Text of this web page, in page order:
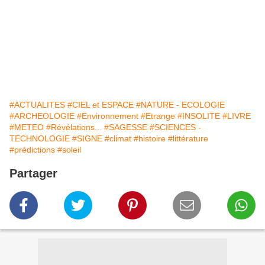
#ACTUALITES #CIEL et ESPACE #NATURE - ECOLOGIE
#ARCHEOLOGIE #Environnement #Etrange #INSOLITE #LIVRE
#METEO #Révélations... #SAGESSE #SCIENCES -
TECHNOLOGIE #SIGNE #climat #histoire #littérature
#prédictions #soleil
Partager